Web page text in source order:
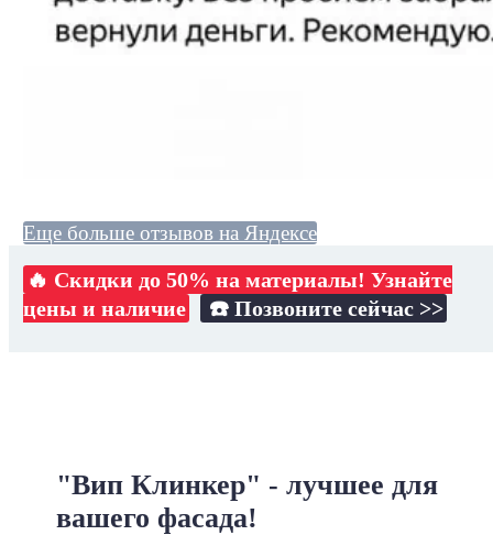
Еще больше отзывов на Яндексе
🔥 Скидки до 50% на материалы! Узнайте
цены и наличие
☎️ Позвоните сейчас >>
"Вип Клинкер" - лучшее для
вашего фасада!